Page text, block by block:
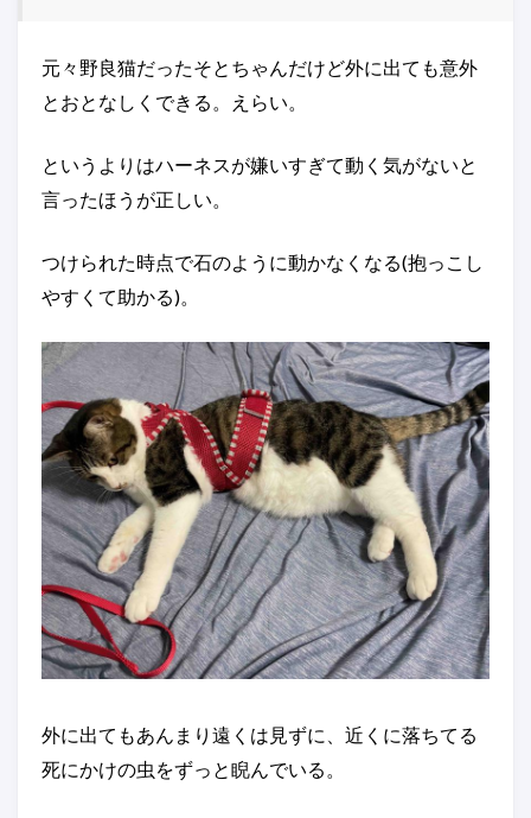
元々野良猫だったそとちゃんだけど外に出ても意外
とおとなしくできる。えらい。
というよりはハーネスが嫌いすぎて動く気がないと
言ったほうが正しい。
つけられた時点で石のように動かなくなる(抱っこし
やすくて助かる)。
外に出てもあんまり遠くは見ずに、近くに落ちてる
死にかけの虫をずっと睨んでいる。